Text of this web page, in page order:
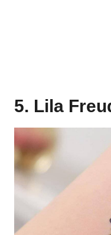
5. Lila